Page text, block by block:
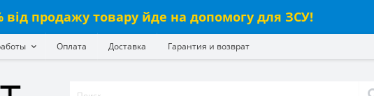
від продажу товару йде на допомогу для ЗСУ!
Оплата Доставка Гарантия и возврат